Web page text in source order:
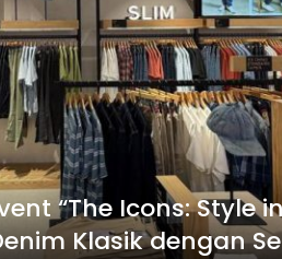
“The Icons: Style
Klasik dengan